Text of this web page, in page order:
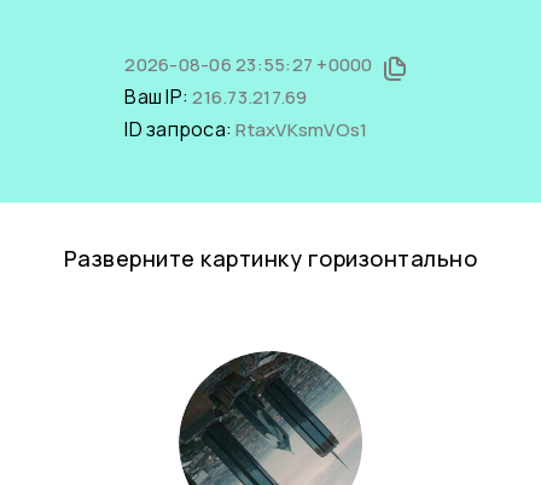
2026-08-06 23:55:27 +0000
Ваш IP:216.73.217.69
ID запроса:RtaxVKsmVOs1
Разверните картинку горизонтально